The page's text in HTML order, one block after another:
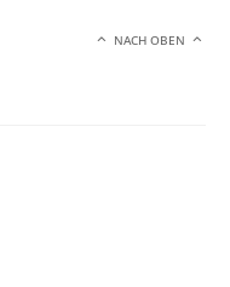
NACH OBEN